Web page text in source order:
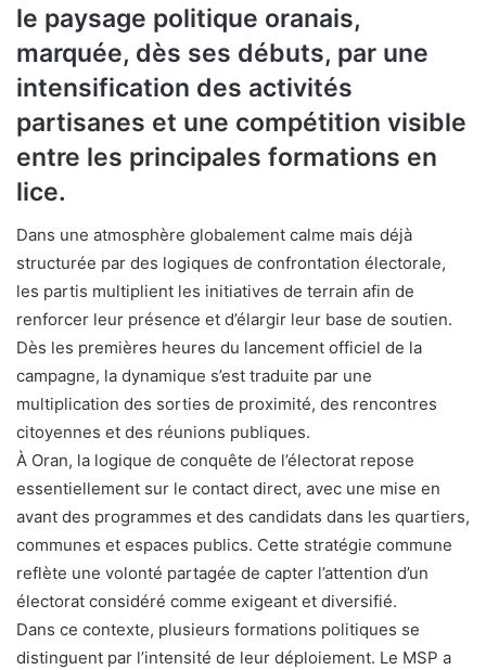
le paysage politique oranais,
marquée, dès ses débuts, par une
intensification des activités
partisanes et une compétition visible
entre les principales formations en
lice.
Dans une atmosphère globalement calme mais déjà
structurée par des logiques de confrontation électorale,
les partis multiplient les initiatives de terrain afin de
renforcer leur présence et d’élargir leur base de soutien.
Dès les premières heures du lancement officiel de la
campagne, la dynamique s’est traduite par une
multiplication des sorties de proximité, des rencontres
citoyennes et des réunions publiques.
À Oran, la logique de conquête de l’électorat repose
essentiellement sur le contact direct, avec une mise en
avant des programmes et des candidats dans les quartiers,
communes et espaces publics. Cette stratégie commune
reflète une volonté partagée de capter l’attention d’un
électorat considéré comme exigeant et diversifié.
Dans ce contexte, plusieurs formations politiques se
distinguent par l’intensité de leur déploiement. Le MSP a